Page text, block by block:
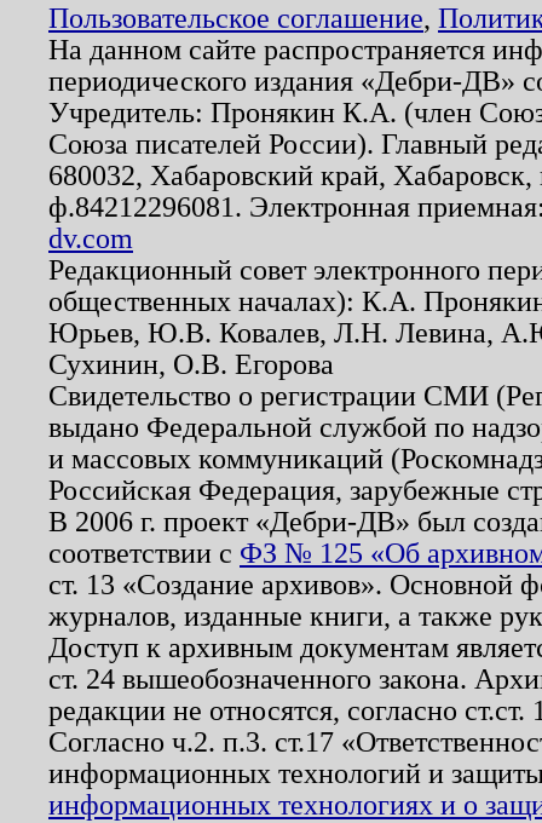
Пользовательское соглашение,
На данном сайте распространяется
периодического издания «Дебри-ДВ»
Учредитель: Пронякин К.А. (член
Союза писателей России). Главный
680032, Хабаровский край,
ф.84212296081. Электронная
dv.com
Редакционный совет электронного
общественных началах): К.А.
Юрьев, Ю.В. Ковалев, Л.Н. Левина,
Сухинин, О.В. Егорова
Свидетельство о регистрации СМИ
выдано Федеральной службой по
и массовых коммуникаций
Российская Федерация, зарубежные
В 2006 г. проект «Дебри-ДВ» был
соответствии с ФЗ № 125 «Об
ст. 13 «Создание архивов». Основной
журналов, изданные книги, а также
Доступ к архивным документам
ст. 24 вышеобозначенного закона.
редакции не относятся, согласно
Согласно ч.2. п.3. ст.17
информационных технологий и
информационных технологиях и о